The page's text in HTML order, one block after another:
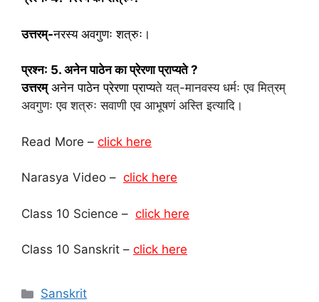
उत्तरम्-नरस्य अवगुणः शत्रुः।
प्रश्न: 5. अनेन पाठेन का प्रेरणा प्राप्यते ?
उत्तरम्अनेन पाठेन प्रेरणा प्राप्यते यत्-मानवस्य धर्मः एव मित्रम्
अवगुणः एव शत्रुः सवाणी एव आभूषणं अस्ति इत्यादि।
Read More – click here
Narasya Video – click here
Class 10 Science – click here
Class 10 Sanskrit – click here
Categories
Sanskrit